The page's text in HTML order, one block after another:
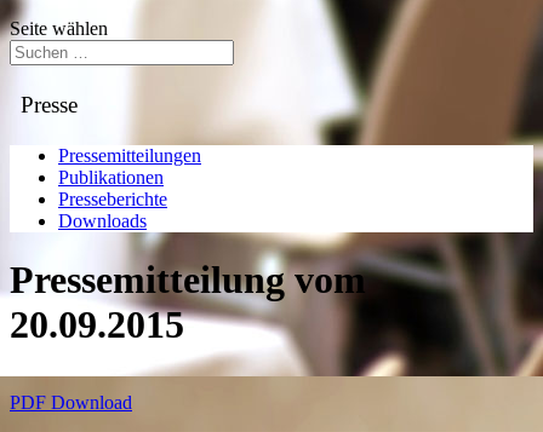
Seite wählen
Presse
Pressemitteilungen
Publikationen
Presseberichte
Downloads
Pressemitteilung vom
20.09.2015
PDF Download